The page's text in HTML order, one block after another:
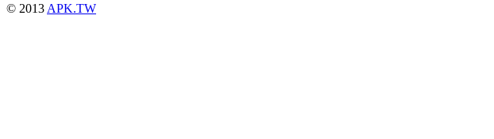
© 2013 APK.TW